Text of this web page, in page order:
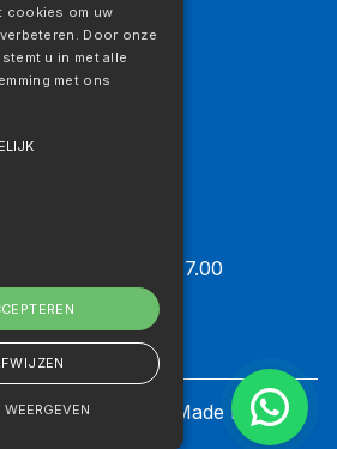
Aanbod
Aanbod
Vrachtwagens
Opleggers
t/m vrijdag 07.30 – 17.00
Op afspraak
Gesloten
Cookie Settings | Made byTNL
cookies om uw
Door onze
u in met alle
met ons
WEERGEVEN